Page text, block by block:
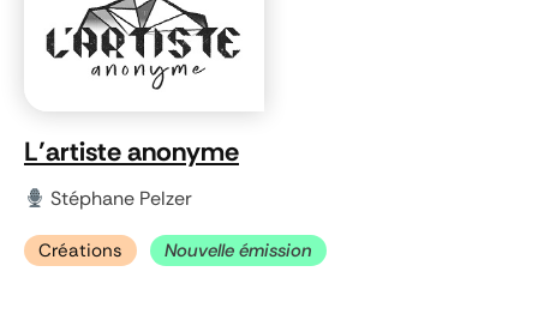
L’artiste anonyme
Stéphane Pelzer
Créations Nouvelle émission